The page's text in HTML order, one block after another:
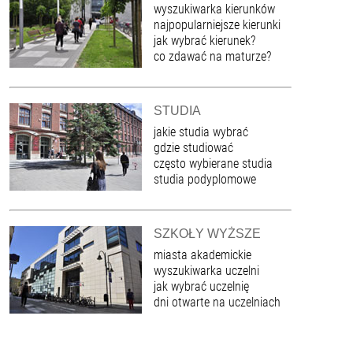
wyszukiwarka kierunków
najpopularniejsze kierunki
jak wybrać kierunek?
co zdawać na maturze?
STUDIA
jakie studia wybrać
gdzie studiować
często wybierane studia
studia podyplomowe
SZKOŁY WYŻSZE
miasta akademickie
wyszukiwarka uczelni
jak wybrać uczelnię
dni otwarte na uczelniach